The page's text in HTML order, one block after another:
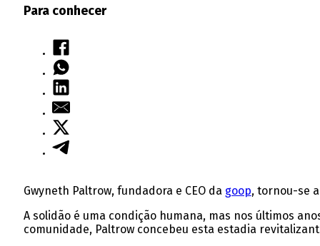
Para conhecer
Gwyneth Paltrow, fundadora e CEO da goop, tornou-se
A solidão é uma condição humana, mas nos últimos
comunidade, Paltrow concebeu esta estadia